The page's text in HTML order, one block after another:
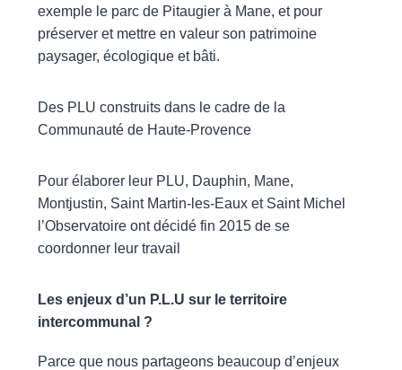
exemple le parc de Pitaugier à Mane, et pour
préserver et mettre en valeur son patrimoine
paysager, écologique et bâti.
Des PLU construits dans le cadre de la
Communauté de Haute-Provence
Pour élaborer leur PLU, Dauphin, Mane,
Montjustin, Saint Martin-les-Eaux et Saint Michel
l’Observatoire ont décidé fin 2015 de se
coordonner leur travail
Les enjeux d’un P.L.U sur le territoire
intercommunal ?
Parce que nous partageons beaucoup d’enjeux